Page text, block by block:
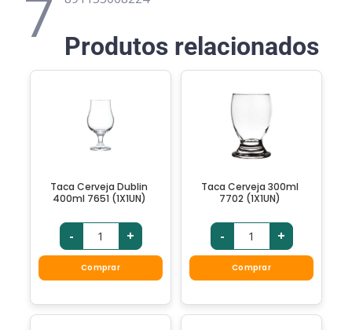
7 Produtos relacionados
Taca Cerveja Dublin
400ml 7651 (1X1UN)
- +
Comprar
Taca Cerveja 300ml
7702 (1X1UN)
- +
Comprar